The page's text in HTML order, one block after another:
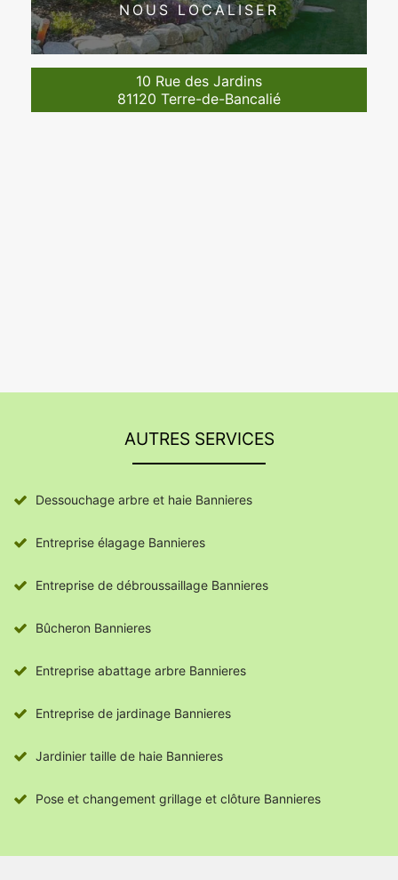
NOUS LOCALISER
10 Rue des Jardins
81120 Terre-de-Bancalié
AUTRES SERVICES
Dessouchage arbre et haie Bannieres
Entreprise élagage Bannieres
Entreprise de débroussaillage Bannieres
Bûcheron Bannieres
Entreprise abattage arbre Bannieres
Entreprise de jardinage Bannieres
Jardinier taille de haie Bannieres
Pose et changement grillage et clôture Bannieres